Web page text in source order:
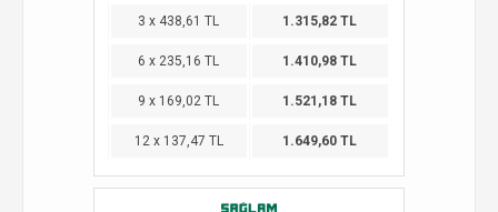
3 x 438,61 TL 1.315,82 TL
6 x 235,16 TL 1.410,98 TL
9 x 169,02 TL 1.521,18 TL
12 x 137,47 TL 1.649,60 TL